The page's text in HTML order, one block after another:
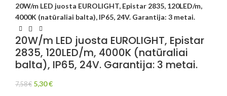
20W/m LED juosta EUROLIGHT, Epistar 2835, 120LED/m,
4000K (natūraliai balta), IP65, 24V. Garantija: 3 metai.
20W/m LED juosta EUROLIGHT, Epistar
2835, 120LED/m, 4000K (natūraliai
balta), IP65, 24V. Garantija: 3 metai.
7,58€ 5,30€